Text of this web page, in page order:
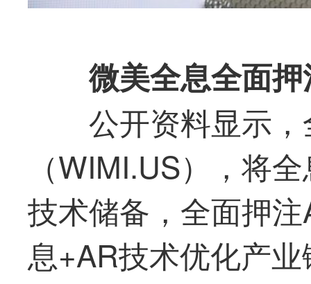
微美全息全面
公开资料显示
（WIMI.US），将
技术储备，全面押
息+AR技术优化产